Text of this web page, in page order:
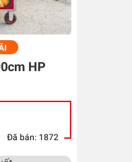
HP
Đã bán: 1872